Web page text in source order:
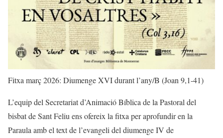
Fitxa març 2026: Diumenge XVI durant l’any/B (Joan 9,1-41)
L’equip del Secretariat d’Animació Bíblica de la Pastoral del
bisbat de Sant Feliu ens ofereix la fitxa per aprofundir en la
Paraula amb el text de l’evangeli del diumenge IV de